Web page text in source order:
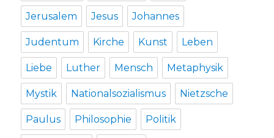
Jerusalem Jesus Johannes
Judentum Kirche Kunst Leben
Liebe Luther Mensch Metaphysik
Mystik Nationalsozialismus Nietzsche
Paulus Philosophie Politik